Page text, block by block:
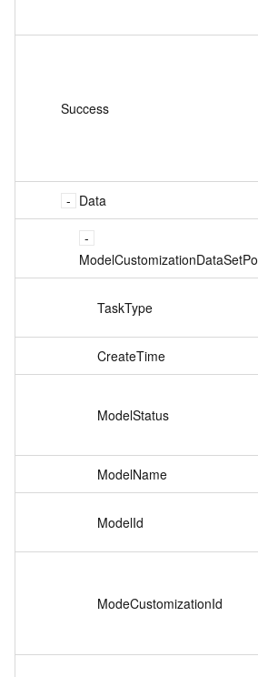
Success
Data
ModelCustomizationDataSetPo
TaskType
CreateTime
ModelStatus
ModelName
ModelId
ModeCustomizationId